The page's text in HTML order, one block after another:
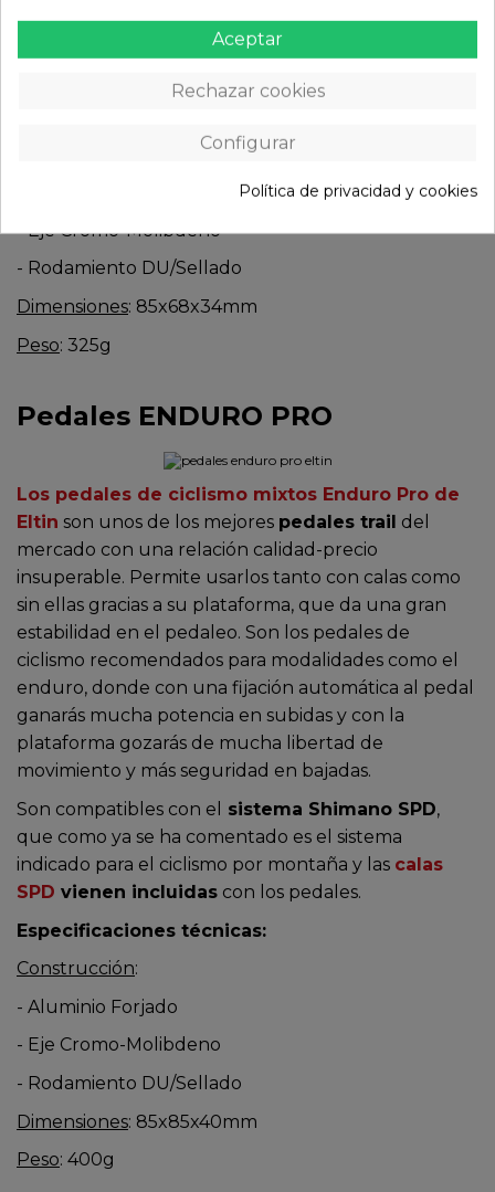
mucha eficiencia, estabilidad y confort, las 3 claves
para dar toda la potencia en montaña. Con estos
las calas SPD
vienen incluidas.
- Aluminio extruido y fresado CNC
- Eje Cromo-Molibdeno
- Rodamiento DU/Sellado
Dimensiones: 85x68x34mm
Peso: 325g
Pedales ENDURO PRO
Los pedales de ciclismo mixtos Enduro Pro de
Eltin son unos de los mejores pedales trail del
mercado con una relación calidad-precio
insuperable. Permite usarlos tanto con calas como
sin ellas gracias a su plataforma, que da una gran
estabilidad en el pedaleo. Son los pedales de
ciclismo recomendados para modalidades como el
enduro, donde con una fijación automática al pedal
ganarás mucha potencia en subidas y con la
plataforma gozarás de mucha libertad de
movimiento y más seguridad en bajadas.
Son compatibles con el
sistema Shimano SPD,
que como ya se ha comentado es el sistema
indicado para el ciclismo por montaña y las calas
SPD vienen incluidas con los pedales.
Especificaciones técnicas:
Construcción:
- Aluminio Forjado
- Eje Cromo-Molibdeno
- Rodamiento DU/Sellado
Dimensiones: 85x85x40mm
Peso: 400g
Aceptar
Rechazar cookies
Configurar
Política de privacidad y cookies